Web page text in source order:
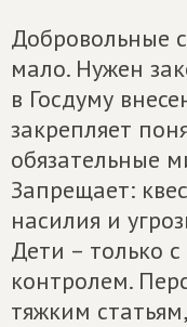
Добровольные
мало. Нужен
в Госдуму
закрепляет
обязательные
Запрещает:
насилия и
Дети – только
контролем.
тяжким